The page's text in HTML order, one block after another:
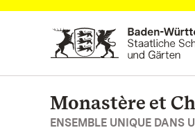
Vers la page d’accueil
Monastère et
ENSEMBLE UNIQUE DANS